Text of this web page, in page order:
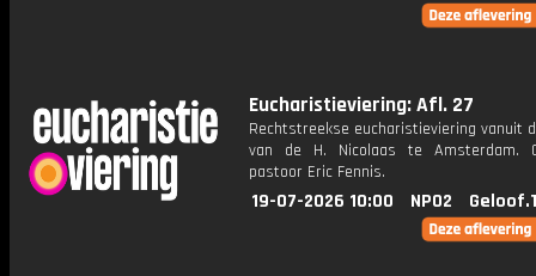
Eucharistieviering: Afl. 27
Rechtstreekse eucharistieviering vanuit
van de H. Nicolaas te Amsterdam.
pastoor Eric Fennis.
19-07-2026 10:00 NPO2